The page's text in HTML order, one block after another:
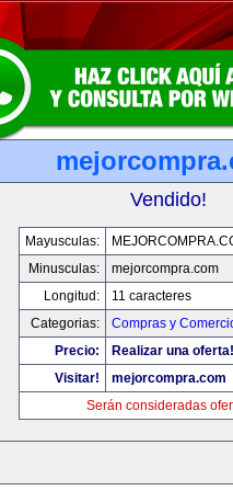
Vendido!
Mayusculas:
Minusculas:
mejorcompra.com
Longitud:
11 caracteres
Categorias:
Compras y
Precio:
Realizar una oferta!
Visitar!
mejorcompra.com
Serán consideradas